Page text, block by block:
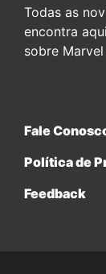
Todas as
encontra
sobre
Fale
Política de
Feedback